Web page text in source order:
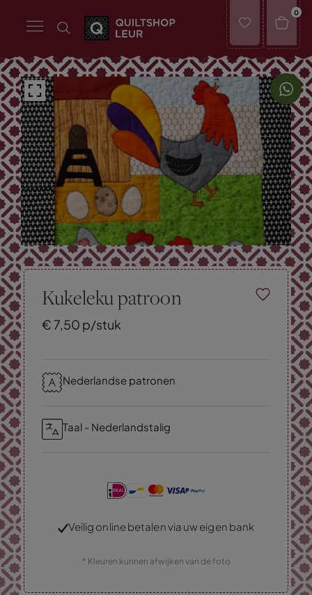
0
Kukeleku patroon
€ 7,50 p/stuk
Nederlandse patronen
Taal - Nederlandstalig
Veilig online betalen via uw eigen bank
* Kleuren kunnen afwijken van de foto